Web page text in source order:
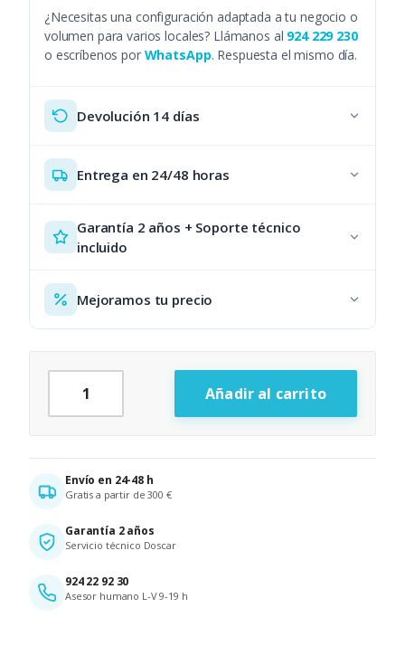
¿Necesitas una configuración adaptada a tu negocio o
volumen para varios locales? Llámanos al 924 229 230
o escríbenos por WhatsApp. Respuesta el mismo día.
Devolución 14 días
Entrega en 24/48 horas
Garantía 2 años + Soporte técnico
incluido
Mejoramos tu precio
TPV MC90-S/I5 Compacto cantidad
Añadir al carrito
Alternative:
Envío en 24-48 h
Gratis a partir de 300 €
Garantía 2 años
Servicio técnico Doscar
924 22 92 30
Asesor humano L-V 9-19 h